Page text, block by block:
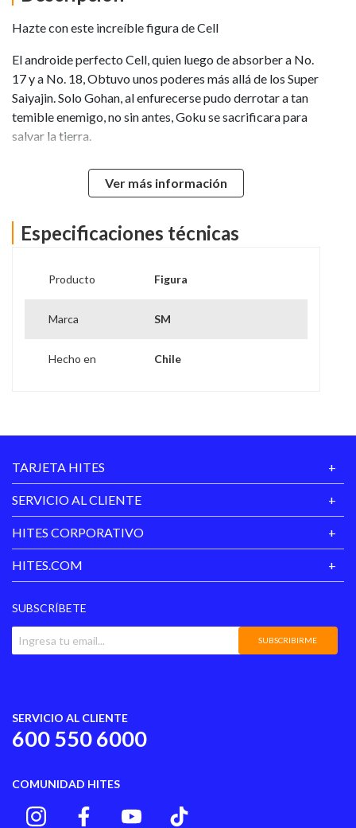
Hazte con este increíble figura de Cell
El androide perfecto Cell, quien luego de absorber a No.
17 y a No. 18, Obtuvo unos poderes más allá de los Super
Saiyajin. Solo Gohan, al enfurecerse pudo derrotar a tan
temible enemigo, no sin antes, Goku se sacrificara para
salvar la tierra.
Marca: Red sale
Personaje: Picoro
Altura: 10 cm
Es articulada: Sí
Línea: Figura de colección
Edad mínima recomendada: 3 años
Ver más información
Especificaciones técnicas
Producto Figura
Marca SM
Hecho en Chile
TARJETA HITES
SERVICIO AL CLIENTE
HITES CORPORATIVO
HITES.COM
SUBSCRÍBETE
SUBSCRIBIRME
SERVICIO AL CLIENTE
600 550 6000
COMUNIDAD HITES